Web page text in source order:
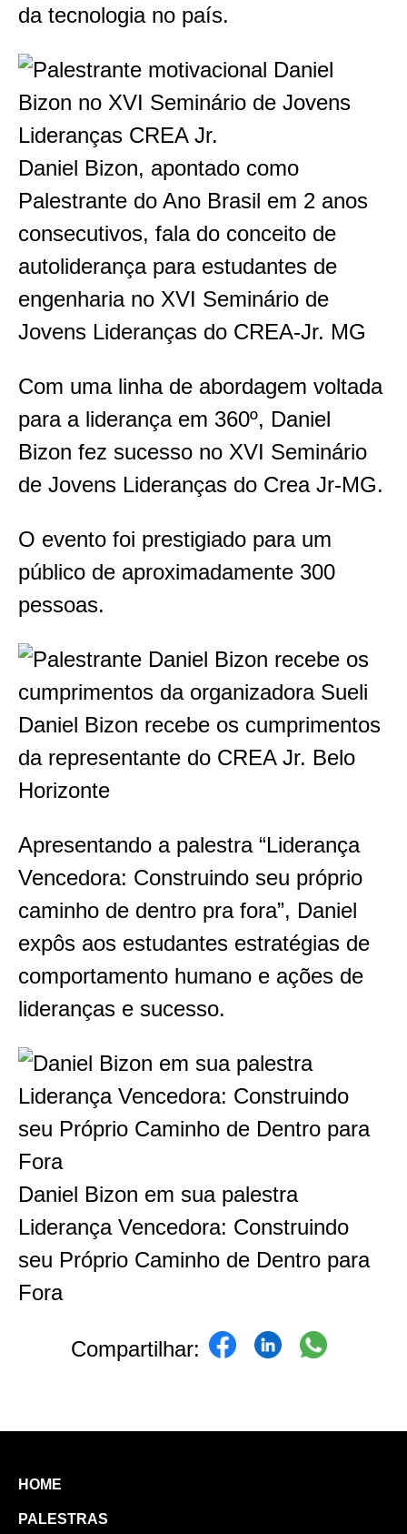
da tecnologia no país.
Daniel Bizon, apontado como
Palestrante do Ano Brasil em 2 anos
consecutivos, fala do conceito de
autoliderança para estudantes de
engenharia no XVI Seminário de
Jovens Lideranças do CREA-Jr. MG
Com uma linha de abordagem voltada
para a liderança em 360º, Daniel
Bizon fez sucesso no XVI Seminário
de Jovens Lideranças do Crea Jr-MG.
O evento foi prestigiado para um
público de aproximadamente 300
pessoas.
Daniel Bizon recebe os cumprimentos
da representante do CREA Jr. Belo
Horizonte
Apresentando a palestra “Liderança
Vencedora: Construindo seu próprio
caminho de dentro pra fora”, Daniel
expôs aos estudantes estratégias de
comportamento humano e ações de
lideranças e sucesso.
Daniel Bizon em sua palestra
Liderança Vencedora: Construindo
seu Próprio Caminho de Dentro para
Fora
Compartilhar:
HOME
PALESTRAS